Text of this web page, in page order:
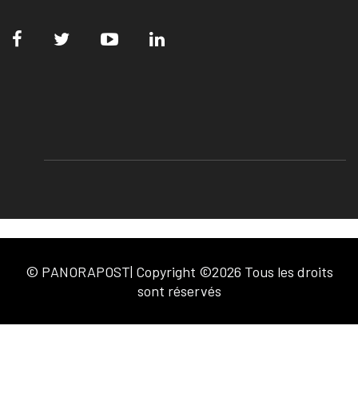
© PANORAPOST| Copyright ©2026 Tous les droits
sont réservés